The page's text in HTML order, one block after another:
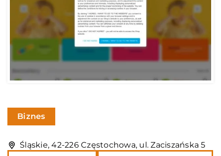
Biznes
Śląskie, 42-226 Częstochowa, ul. Zaciszańska 5